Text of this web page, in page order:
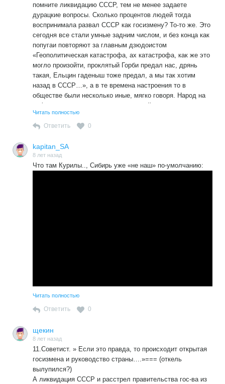
помните ликвидацию СССР, тем не менее задаете
дурацкие вопросы. Сколько процентов людей тогда
воспринимала развал СССР как госизмену? То-то же. Это
сегодня все стали умные задним числом, и без конца как
попугаи повторяют за главным дзюдоистом
«Геополитическая катастрофа, ах катастрофа, как же это
могло произойти, проклятый Горби предал нас, дрянь
такая, Ельцин гаденыш тоже предал, а мы так хотим
назад в СССР…», а в те времена настроения то в
обществе были несколько иные, мягко говоря. Народ на
референдумах голосовал за самостийность,
незалэжность и 300 сортов колбасы, митинговал чуть не
миллионами…
Читать полностью
Ответить 0
kapitan_SA
8 лет назад
Что там Курилы.., Сибирь уже «не наш» по-умолчанию:
Читать полностью
Ответить 0
щекин
8 лет назад
11.Советист. » Если это правда, то происходит открытая
госизмена и руководство страны….»=== (откель
вылупился?)
А ликвидация СССР и расстрел правительства гос-ва из